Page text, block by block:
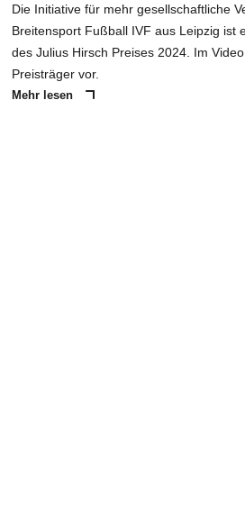
Die Initiative für mehr gesellschaftliche
Breitensport Fußball IVF aus Leipzig ist
des Julius Hirsch Preises 2024. Im
Preisträger vor.
Mehr lesen